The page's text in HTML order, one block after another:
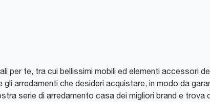
per te, tra cui bellissimi mobili ed elementi accessori
arredamenti che desideri acquistare, in modo da
serie di arredamento casa dei migliori brand e